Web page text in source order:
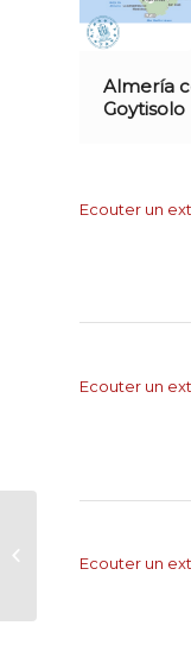
Almería
Goytisolo
Ecouter un
Ecouter un
Ecouter un
Juan de Molière